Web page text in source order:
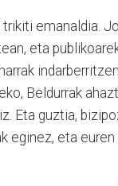
trikiti emanaldia.
eta
Beldurrak
Eta guztia,
eginez, eta